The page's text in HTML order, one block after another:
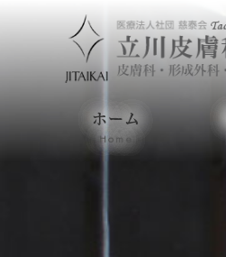
ホーム
Home